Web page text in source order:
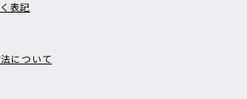
表記
について